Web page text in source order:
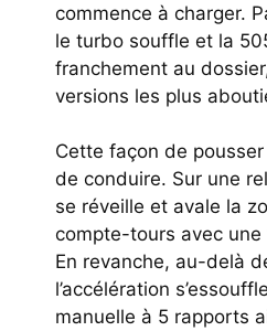
commence à charger.
le turbo souffle et la
franchement au
versions les plus
Cette façon de
de conduire. Sur une
se réveille et avale la
compte-tours avec une
En revanche, au-delà
l’accélération
manuelle à 5 rapports